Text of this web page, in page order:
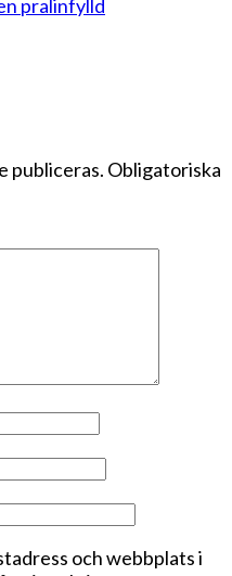
publiceras. Obligatoriska
och webbplats i